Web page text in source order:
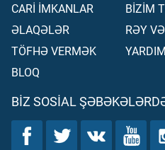
CARİ İMKANLAR
ƏLAQƏLƏR
TÖFHƏ VERMƏK
BLOQ
BİZİM
RƏY
BIZ SOSIAL